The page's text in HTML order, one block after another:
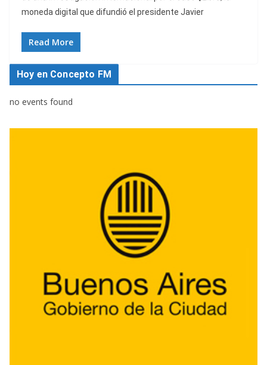
moneda digital que difundió el presidente Javier
Read More
Hoy en Concepto FM
no events found